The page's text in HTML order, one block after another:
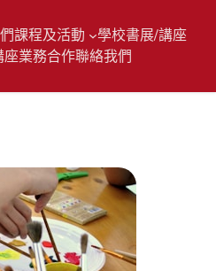
課程及活動
學校書展/講座
座業務合作聯絡我們